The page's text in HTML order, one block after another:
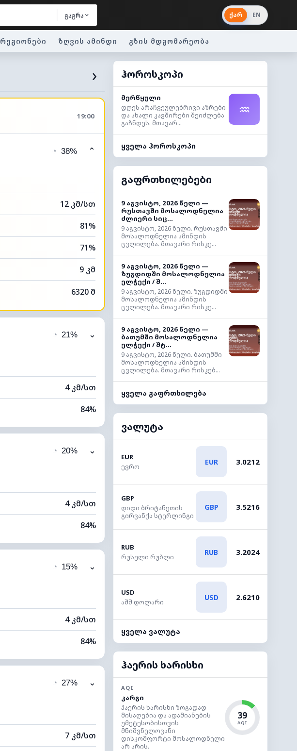
გაგრა ქარ EN
რეგიონები ზღვის ამინდი გზის მდგომარეობა
›
19:00
◔ 38% ⌃
12 კმ/სთ
81%
71%
9 კმ
6320 მ
◔ 21% ⌄
4 კმ/სთ
84%
72%
10 კმ
◔ 20% ⌄
4 კმ/სთ
84%
70%
10 კმ
◔ 15% ⌄
4 კმ/სთ
84%
44%
10 კმ
◔ 27% ⌄
7 კმ/სთ
ჰოროსკოპი
მერწყული
დღეს არაჩვეულებრივი აზრები
და ახალი კავშირები შეიძლება
გაჩნდეს. მთავარ...
♒
ყველა ჰოროსკოპი
გაფრთხილებები
9 აგვისტო, 2026 წელი —
რუსთავში მოსალოდნელია
ძლიერი სიც...
9 აგვისტო, 2026 წელი. რუსთავში
მოსალოდნელია ამინდის
ცვლილება. მთავარი რისკე...
9 აგვისტო, 2026 წელი —
ზუგდიდში მოსალოდნელია
ელჭექი / შ...
9 აგვისტო, 2026 წელი. ზუგდიდში
მოსალოდნელია ამინდის
ცვლილება. მთავარი რისკე...
9 აგვისტო, 2026 წელი —
ბათუმში მოსალოდნელია
ელჭექი / შტ...
9 აგვისტო, 2026 წელი. ბათუმში
მოსალოდნელია ამინდის
ცვლილება. მთავარი რისკებ...
ყველა გაფრთხილება
ვალუტა
EUR
ევრო
EUR 3.0212
GBP
დიდი ბრიტანეთის
გირვანქა სტერლინგი
GBP 3.5216
RUB
რუსული რუბლი
RUB 3.2024
USD
აშშ დოლარი
USD 2.6210
ყველა ვალუტა
ჰაერის ხარისხი
AQI
კარგი
ჰაერის ხარისხი ზოგადად
მისაღებია და ადამიანების
უმეტესობისთვის
მნიშვნელოვანი
დისკომფორტი მოსალოდნელი
არ არის.
39
AQI